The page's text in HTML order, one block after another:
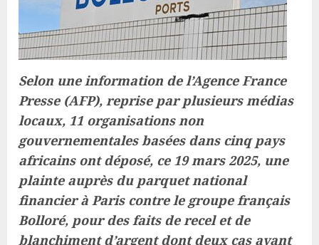
Selon une information de l’Agence France
Presse (AFP), reprise par plusieurs médias
locaux, 11 organisations non
gouvernementales basées dans cinq pays
africains ont déposé, ce 19 mars 2025, une
plainte auprès du parquet national
financier à Paris contre le groupe français
Bolloré, pour des faits de recel et de
blanchiment d’argent dont deux cas ayant